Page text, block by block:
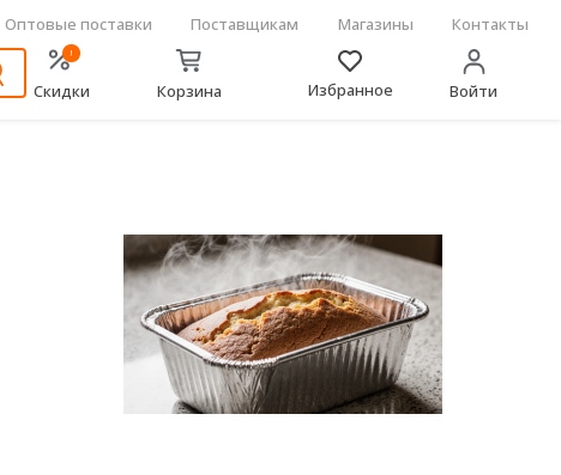
Оптовые поставки Поставщикам Магазины Контакты
!
Скидки Корзина Избранное Войти